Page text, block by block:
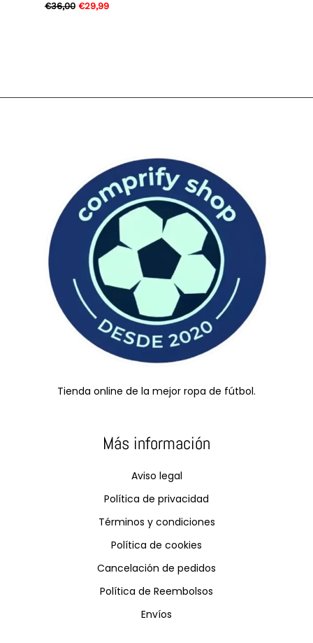
€36,00 €29,99
Tienda online de la mejor ropa de fútbol.
Más información
Aviso legal
Política de privacidad
Términos y condiciones
Política de cookies
Cancelación de pedidos
Política de Reembolsos
Envíos